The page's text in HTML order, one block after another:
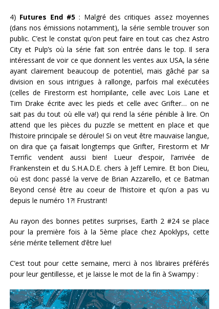
4) Futures End #5: Malgré des critiques assez moyennes
(dans nos émissions notamment), la série semble trouver son
public. C’est le constat qu’on peut faire en tout cas chez Astro
City et Pulp’s où la série fait son entrée dans le top. Il sera
intéressant de voir ce que donnent les ventes aux USA, la série
ayant clairement beaucoup de potentiel, mais gâché par sa
division en sous intrigues à rallonge, parfois mal exécutées
(celles de Firestorm est horripilante, celle avec Lois Lane et
Tim Drake écrite avec les pieds et celle avec Grifter… on ne
sait pas du tout où elle va!) qui rend la série pénible à lire. On
attend que les pièces du puzzle se mettent en place et que
l’histoire principale se déroule! Si on veut être mauvaise langue,
on dira que ça faisait longtemps que Grifter, Firestorm et Mr
Terrific vendent aussi bien! Lueur d’espoir, l’arrivée de
Frankenstein et du S.H.A.D.E. chers à Jeff Lemire. Et bon Dieu,
où est donc passé la verve de Brian Azzarello, et ce Batman
Beyond censé être au coeur de l’histoire et qu’on a pas vu
depuis le numéro 1?! Frustrant!
Au rayon des bonnes petites surprises, Earth 2 #24 se place
pour la première fois à la 5ème place chez Apoklyps, cette
série mérite tellement d’être lue!
C’est tout pour cette semaine, merci à nos libraires préférés
pour leur gentillesse, et je laisse le mot de la fin à Swampy :